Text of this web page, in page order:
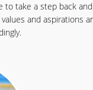
to take a step back
and aspirations